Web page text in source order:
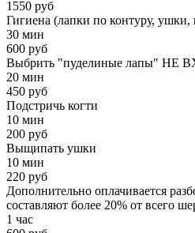
1550 руб
Гигиена (лапки по контуру, ушки,
30 мин
600 руб
Выбрить "пуделиные лапы"
20 мин
450 руб
Подстричь когти
10 мин
200 руб
Выщипать ушки
10 мин
220 руб
Дополнительно оплачивается
составляют более 20% от всего
1 час